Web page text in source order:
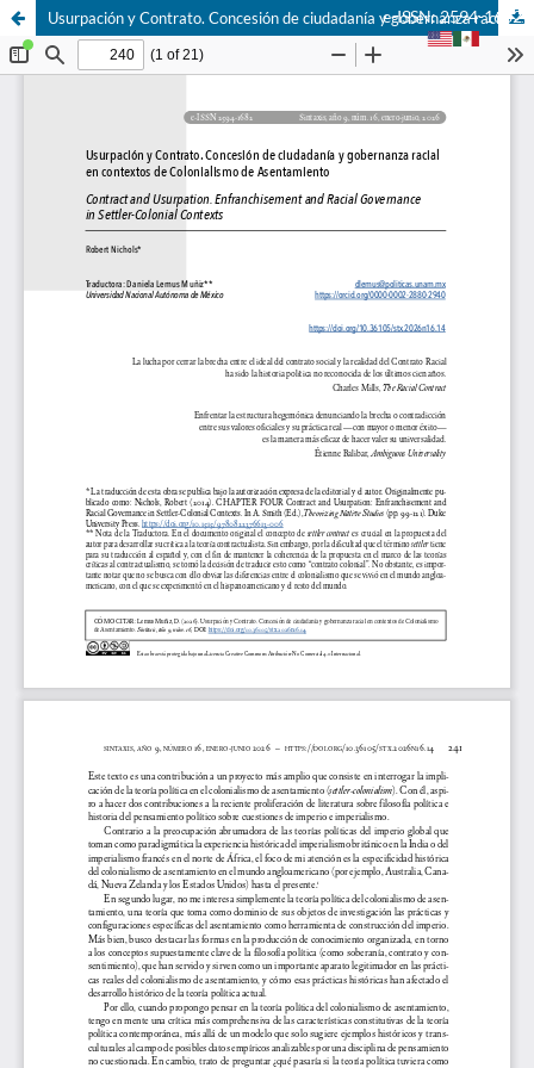
Usurpación y Contrato. Concesión de ciudadanía y gobernanza racial en contextos de Colonialismo de Asentamiento
e-ISSN: 2594-1682